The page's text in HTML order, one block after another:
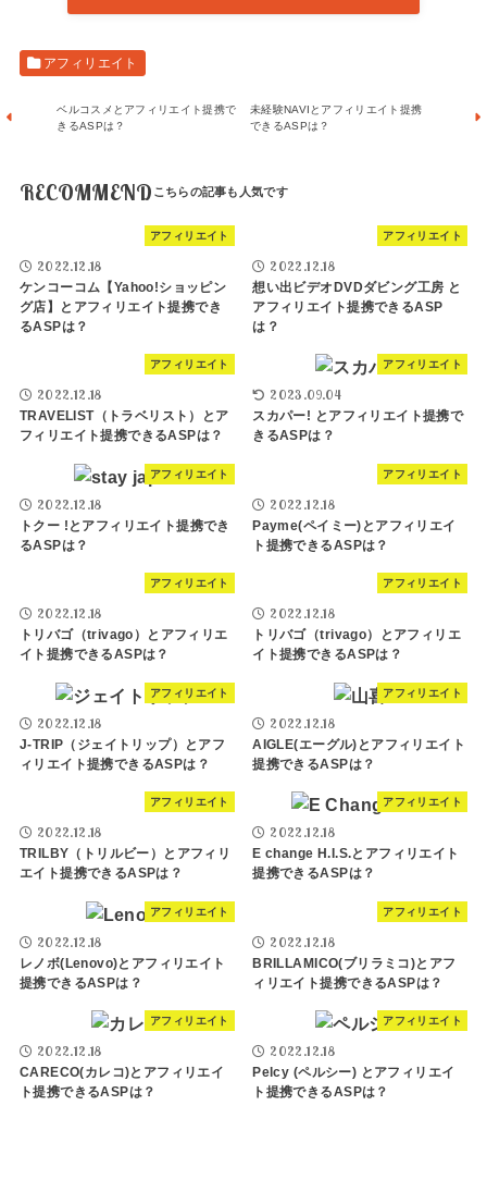
アフィリエイト
ベルコスメとアフィリエイト提携で
きるASPは？
未経験NAVIとアフィリエイト提携
できるASPは？
RECOMMEND
アフィリエイト
2022.12.18
ケンコーコム【Yahoo!ショッピン
グ店】とアフィリエイト提携でき
るASPは？
アフィリエイト
2022.12.18
想い出ビデオDVDダビング工房 と
アフィリエイト提携できるASP
は？
アフィリエイト
2022.12.18
TRAVELIST（トラベリスト）とア
フィリエイト提携できるASPは？
アフィリエイト
2023.09.04
スカパー! とアフィリエイト提携で
きるASPは？
アフィリエイト
2022.12.18
トクー !とアフィリエイト提携でき
るASPは？
アフィリエイト
2022.12.18
Payme(ペイミー)とアフィリエイ
ト提携できるASPは？
アフィリエイト
2022.12.18
トリバゴ（trivago）とアフィリエ
イト提携できるASPは？
アフィリエイト
2022.12.18
トリバゴ（trivago）とアフィリエ
イト提携できるASPは？
アフィリエイト
2022.12.18
J-TRIP（ジェイトリップ）とアフ
ィリエイト提携できるASPは？
アフィリエイト
2022.12.18
AIGLE(エーグル)とアフィリエイト
提携できるASPは？
アフィリエイト
2022.12.18
TRILBY（トリルビー）とアフィリ
エイト提携できるASPは？
アフィリエイト
2022.12.18
E change H.I.S.とアフィリエイト
提携できるASPは？
アフィリエイト
2022.12.18
レノボ(Lenovo)とアフィリエイト
提携できるASPは？
アフィリエイト
2022.12.18
BRILLAMICO(ブリラミコ)とアフ
ィリエイト提携できるASPは？
アフィリエイト
2022.12.18
CARECO(カレコ)とアフィリエイ
ト提携できるASPは？
アフィリエイト
2022.12.18
Pelcy (ペルシー) とアフィリエイ
ト提携できるASPは？